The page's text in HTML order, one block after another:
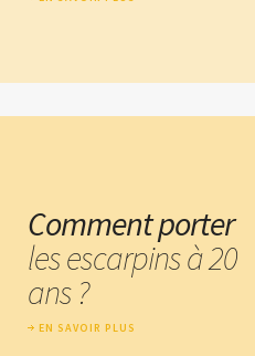
Comment porter
les escarpins à 20
ans ?
EN SAVOIR PLUS